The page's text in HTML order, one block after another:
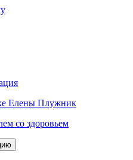
Елены Плужник
со здоровьем